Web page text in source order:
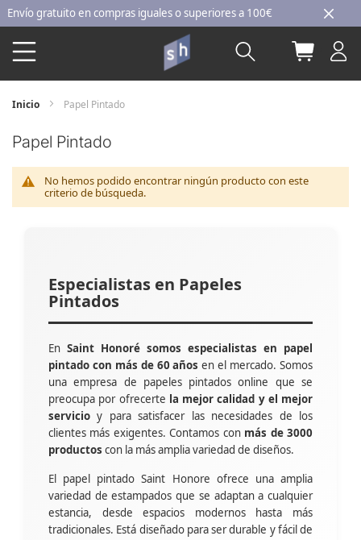
Ir
al
contenido
gratuito en compras iguales o superiores a 100€
Buscar Mi
Inicio Papel Pintado
Papel Pintado
No hemos podido encontrar ningún producto con este
criterio de búsqueda.
Especialistas en Papeles
Pintados
En Saint Honoré somos especialistas en papel
pintado con más de 60 años en el mercado. Somos
una empresa de papeles pintados online que se
preocupa por ofrecerte la mejor calidad y el mejor
servicio y para satisfacer las necesidades de los
clientes más exigentes. Contamos con más de 3000
productos con la más amplia variedad de diseños.
El papel pintado Saint Honore ofrece una amplia
variedad de estampados que se adaptan a cualquier
estancia, desde espacios modernos hasta más
tradicionales. Está diseñado para ser durable y fácil de